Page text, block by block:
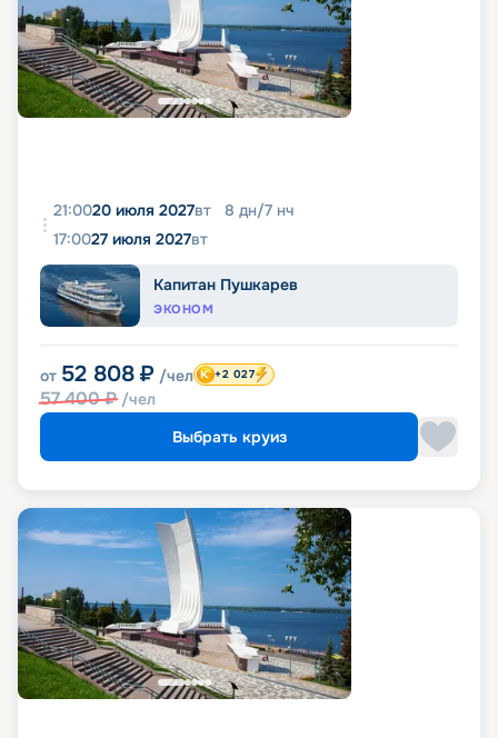
21:0020 июля 2027вт 8 дн/7 нч
17:0027 июля 2027вт
Капитан Пушкарев
ЭКОНОМ
от 52 808 ₽ /чел
57 400₽ /чел
+2 027
Выбрать круиз